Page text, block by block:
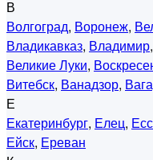
В
Волгоград, Воронеж,
Владикавказ, Владимир,
Великие Луки,
Витебск, Ванадзор,
Е
Екатеринбург, Елец,
Ейск, Ереван